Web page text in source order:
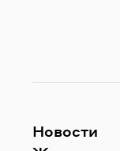
Новости